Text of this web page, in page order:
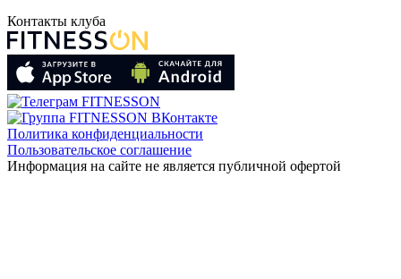
Контакты клуба
Политика конфиденциальности
Пользовательское соглашение
Информация на сайте не является публичной офертой